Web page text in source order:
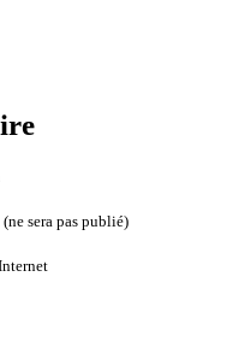
sera pas publié)